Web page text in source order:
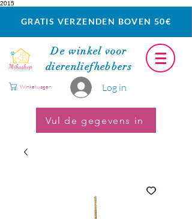
2015
GRATIS VERZENDEN BOVEN 50€
De winkel voor
dierenliefhebbers
Log in
Winkelwagen
Vul de gegevens in